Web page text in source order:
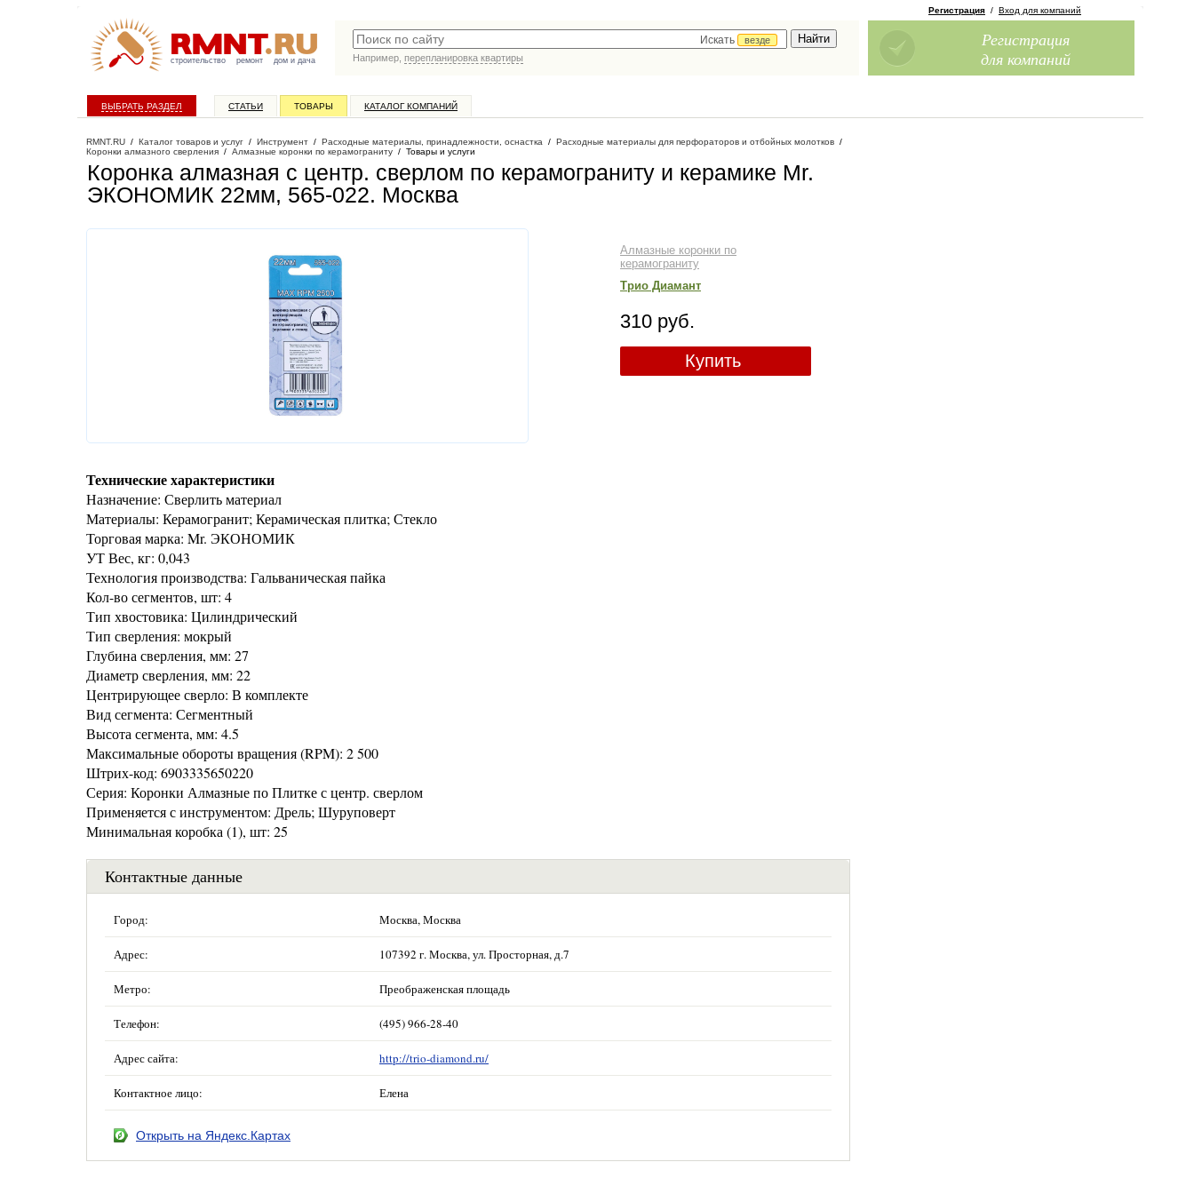
строительство ремонт дом и дача
Искать
везде
Например, перепланировка квартиры
Регистрация / Вход для компаний
Регистрация
для компаний
ВЫБРАТЬ РАЗДЕЛ СТАТЬИ ТОВАРЫ КАТАЛОГ КОМПАНИЙ
RMNT.RU / Каталог товаров и услуг / Инструмент / Расходные материалы, принадлежности, оснастка / Расходные материалы для перфораторов и отбойных молотков /
Коронки алмазного сверления / Алмазные коронки по керамограниту / Товары и услуги
Коронка алмазная с центр. сверлом по керамограниту и керамике Mr.
ЭКОНОМИК 22мм, 565-022. Москва
Алмазные коронки по
керамограниту
Трио Диамант
310 руб.
Купить
Технические характеристики
Назначение: Сверлить материал
Материалы: Керамогранит; Керамическая плитка; Стекло
Торговая марка: Mr. ЭКОНОМИК
УТ Вес, кг: 0,043
Технология производства: Гальваническая пайка
Кол-во сегментов, шт: 4
Тип хвостовика: Цилиндрический
Тип сверления: мокрый
Глубина сверления, мм: 27
Диаметр сверления, мм: 22
Центрирующее сверло: В комплекте
Вид сегмента: Сегментный
Высота сегмента, мм: 4.5
Максимальные обороты вращения (RPM): 2 500
Штрих-код: 6903335650220
Серия: Коронки Алмазные по Плитке с центр. сверлом
Применяется с инструментом: Дрель; Шуруповерт
Минимальная коробка (1), шт: 25
Контактные данные
Город: Москва, Москва
Адрес: 107392 г. Москва, ул. Просторная, д.7
Метро: Преображенская площадь
Телефон: (495) 966-28-40
Адрес сайта: http://trio-diamond.ru/
Контактное лицо: Елена
Открыть на Яндекс.Картах